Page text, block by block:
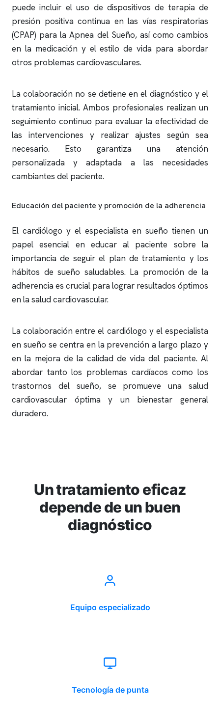
puede incluir el uso de dispositivos de terapia de
presión positiva continua en las vías respiratorias
(CPAP) para la Apnea del Sueño, así como cambios
en la medicación y el estilo de vida para abordar
otros problemas cardiovasculares.
La colaboración no se detiene en el diagnóstico y el
tratamiento inicial. Ambos profesionales realizan un
seguimiento continuo para evaluar la efectividad de
las intervenciones y realizar ajustes según sea
necesario. Esto garantiza una atención
personalizada y adaptada a las necesidades
cambiantes del paciente.
Educación del paciente y promoción de la adherencia
El cardiólogo y el especialista en sueño tienen un
papel esencial en educar al paciente sobre la
importancia de seguir el plan de tratamiento y los
hábitos de sueño saludables. La promoción de la
adherencia es crucial para lograr resultados óptimos
en la salud cardiovascular.
La colaboración entre el cardiólogo y el especialista
en sueño se centra en la prevención a largo plazo y
en la mejora de la calidad de vida del paciente. Al
abordar tanto los problemas cardíacos como los
trastornos del sueño, se promueve una salud
cardiovascular óptima y un bienestar general
duradero.
Un tratamiento eficaz
depende de un buen
diagnóstico
Equipo especializado
Tecnología de punta